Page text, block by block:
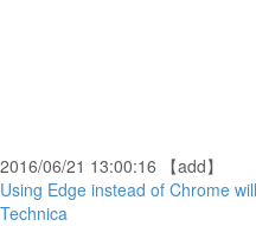
2016/06/21 13:00:16 【add】
Using Edge instead of Chrome
Technica